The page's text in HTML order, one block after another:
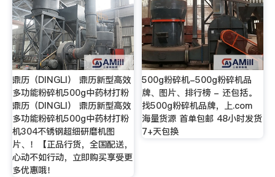
鼎历（DINGLI） 鼎历新型高效
多功能粉碎机500g中药材打粉
鼎历（DINGLI） 鼎历新型高效
多功能粉碎机500g中药材打粉
机304不锈钢超细研磨机图
片、！【正品行货，全国配送，
心动不如行动，立即购买享受更
多优惠哦！
500g粉碎机-500g粉碎机品
牌、图片、排行榜 - 还包括。
找500g粉碎机品牌，上.com
海量货源 首单包邮 48小时发货
7+天包换